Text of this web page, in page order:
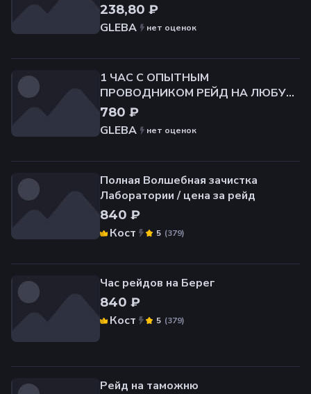
238,80 ₽
GLEBA
нет оценок
1 ЧАС С ОПЫТНЫМ
ПРОВОДНИКОМ РЕЙД НА ЛЮБУЮ
КАРТУ ЗНАЮ ВСЕ КВЕСТЫ
780 ₽
GLEBA
нет оценок
Полная Волшебная зачистка
Лаборатории / цена за рейд
840 ₽
Кост
(379)
5
Час рейдов на Берег
840 ₽
Кост
(379)
5
Рейд на таможню